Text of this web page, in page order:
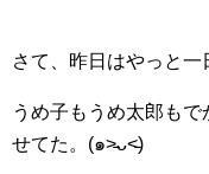
さて、昨日はやっと
うめ子もうめ太郎も
せてた。(๑˃̵ᴗ˂̵)